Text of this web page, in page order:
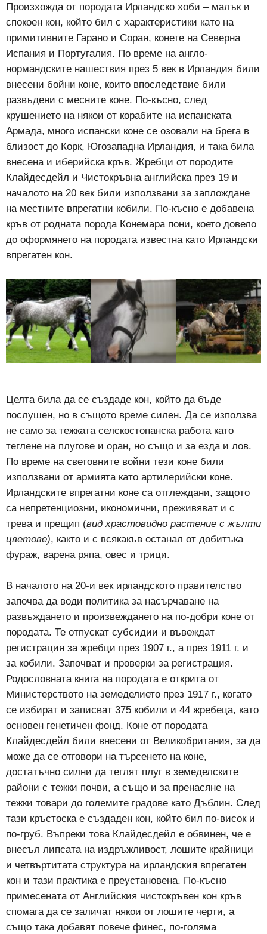
Произхожда от породата Ирландско хоби – малък и
спокоен кон, който бил с характеристики като на
примитивните Гарано и Сорая, конете на Северна
Испания и Португалия. По време на англо-
нормандските нашествия през 5 век в Ирландия били
внесени бойни коне, които впоследствие били
развъдени с месните коне. По-късно, след
крушението на някои от корабите на испанската
Армада, много испански коне се озовали на брега в
близост до Корк, Югозападна Ирландия, и така била
внесена и иберийска кръв. Жребци от породите
Клайдeсдейл и Чистокръвна английска през 19 и
началото на 20 век били използвани за заплождане
на местните впрегатни кобили. По-късно е добавена
кръв от родната порода Конемара пони, което довело
до оформянето на породата известна като Ирландски
впрегатен кон.
Целта била да се създаде кон, който да бъде
послушен, но в същото време силен. Да се използва
не само за тежката селскостопанска работа като
теглене на плугове и оран, но също и за езда и лов.
По време на световните войни тези коне били
използвани от армията като артилерийски коне.
Ирландските впрегатни коне са отглеждани, защото
са непретенциозни, икономични, преживяват и с
трева и прещип (вид храстовидно растение с жълти
цветове), както и с всякакъв останал от добитъка
фураж, варена ряпа, овес и трици.
В началото на 20-и век ирландското правителство
започва да води политика за насърчаване на
развъждането и произвеждането на по-добри коне от
породата. Те отпускат субсидии и въвеждат
регистрация за жребци през 1907 г., а през 1911 г. и
за кобили. Започват и проверки за регистрация.
Родословната книга на породата е открита от
Министерството на земеделието през 1917 г., когато
се избират и записват 375 кобили и 44 жребеца, като
основен генетичен фонд. Коне от породата
Клайдeсдейл били внесени от Великобритания, за да
може да се отговори на търсенето на коне,
достатъчно силни да теглят плуг в земеделските
райони с тежки почви, а също и за пренасяне на
тежки товари до големите градове като Дъблин. След
тази кръстоска е създаден кон, който бил по-висок и
по-груб. Въпреки това Клайдeсдейл е обвинен, че е
внесъл липсата на издръжливост, лошите крайници
и четвъртитата структура на ирландския впрегатен
кон и тази практика е преустановена. По-късно
примесената от Английския чистокръвен кон кръв
спомага да се заличат някои от лошите черти, а
също така добавят повече финес, по-голяма